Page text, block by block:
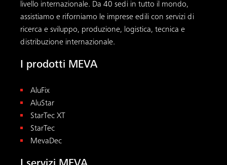
livello internazionale. Da 40 sedi in tutto il mondo,
assistiamo e riforniamo le imprese edili con servizi di
ricerca e sviluppo, produzione, logistica, tecnica e
distribuzione internazionale.
I prodotti MEVA
AluFix
AluStar
StarTec XT
StarTec
MevaDec